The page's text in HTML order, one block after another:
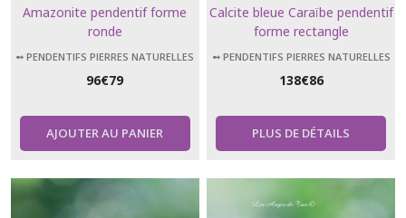
Amazonite pendentif forme
ronde
➻ PENDENTIFS PIERRES NATURELLES
96€79
AJOUTER AU PANIER
Calcite bleue Caraïbe pendentif
forme rectangle
➻ PENDENTIFS PIERRES NATURELLES
138€86
PLUS DE DÉTAILS